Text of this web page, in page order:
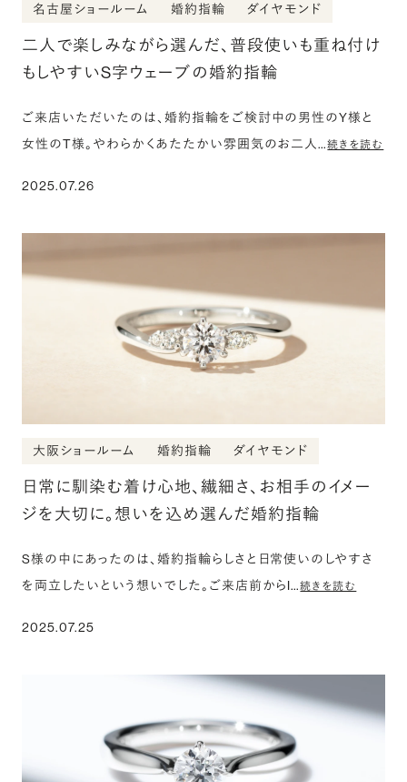
名古屋ショールーム 婚約指輪 ダイヤモンド
二人で楽しみながら選んだ、普段使いも重ね付け
もしやすいS字ウェーブの婚約指輪
ご来店いただいたのは、婚約指輪をご検討中の男性のY様と
女性のT様。やわらかくあたたかい雰囲気のお二人…続きを読む
2025.07.26
大阪ショールーム 婚約指輪 ダイヤモンド
日常に馴染む着け心地、繊細さ、お相手のイメー
ジを大切に。想いを込め選んだ婚約指輪
S様の中にあったのは、婚約指輪らしさと日常使いのしやすさ
を両立したいという想いでした。ご来店前からI…続きを読む
2025.07.25